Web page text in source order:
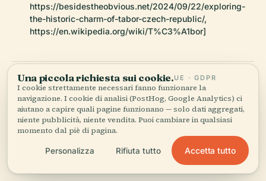
https://besidestheobvious.net/2024/09/22/exploring-
the-historic-charm-of-tabor-czech-republic/,
https://en.wikipedia.org/wiki/T%C3%A1bor]
Museum Collections, Exhibitions, and Visitor Experience
at City House Tábor, 2024, Blatské Museum & Hussite
Museum [https://www.jiznicechy.cz/en/targets/675-
blatske-museum-the-weis-house,
https://www.husitskemuzeum.cz/en/about-
museum/opening-hours-and-admission/]
Una piccola richiesta sui cookie.UE · GDPR
I cookie strettamente necessari fanno funzionare la
navigazione. I cookie di analisi (PostHog, Google Analytics) ci
aiutano a capire quali pagine funzionano — solo dati aggregati,
niente pubblicità, niente vendita. Puoi cambiare in qualsiasi
momento dal piè di pagina.
Personalizza Rifiuta tutto Accetta tutto